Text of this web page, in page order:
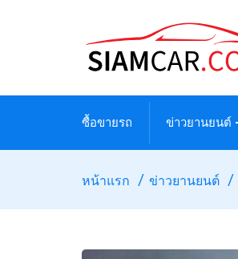
ซื้อขายรถ ข่าวยานยนต์
หน้าแรก ข่าวยานยนต์